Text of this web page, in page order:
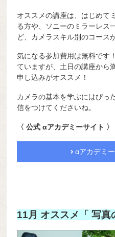
オススメの講座は、はじめて
る方や、ソニーのミラーレス
ど、カメラスキル別のコース
気になる参加費用は無料です
ていますが、土日の講座から
申し込みがオススメ！
カメラの基本を学ぶにはぴっ
信をつけてくださいね。
〈 公式 αアカデミーサイト 〉
αアカデミ
11月 オススメ「 写真